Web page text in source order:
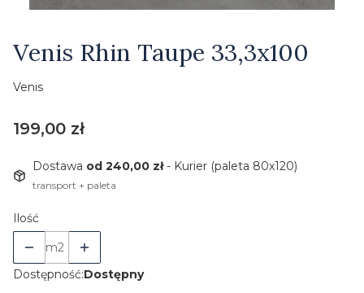
Venis Rhin Taupe 33,3x100
Venis
Cena
199,00 zł
Dostawa od 240,00 zł- Kurier (paleta 80x120)
transport + paleta
Ilość
m2
Dostępność:Dostępny